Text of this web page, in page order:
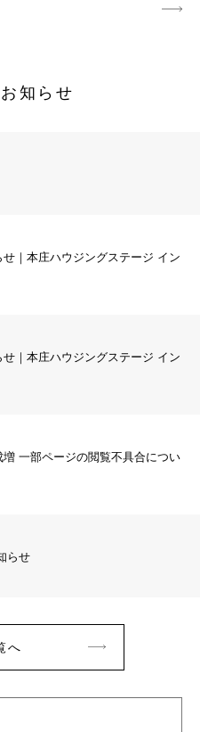
知らせ
せ｜本庄ハウジングステージ イン
せ｜本庄ハウジングステージ イン
増 一部ページの閲覧不具合につい
らせ
へ